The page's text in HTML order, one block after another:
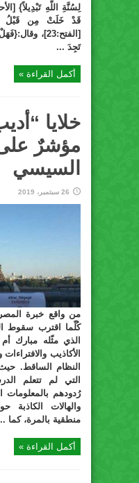
قَدْ خَلَتْ مِن قَبْلُ
[الفتح:23]،
تَجِدَ ...
أكمل القراءة »
خلايا
مؤشرٌ
السيسي
26 سبتمبر، 2019
من واقع خبرة
كُلّما اقترب سقوط
الذي مثّله مبارك
الأكاذيب
النظام الساقط.
التي لم تتعلم
رُدودهم
والهالات الكاذبة
منطقية بالمرة، كما
أكمل القراءة »